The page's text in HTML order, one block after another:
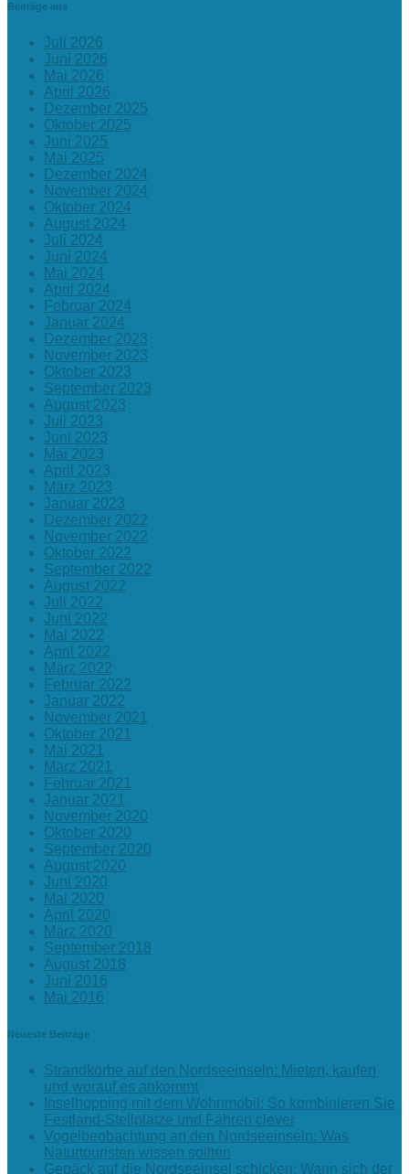
Beiträge aus
Juli 2026
Juni 2026
Mai 2026
April 2026
Dezember 2025
Oktober 2025
Juni 2025
Mai 2025
Dezember 2024
November 2024
Oktober 2024
August 2024
Juli 2024
Juni 2024
Mai 2024
April 2024
Februar 2024
Januar 2024
Dezember 2023
November 2023
Oktober 2023
September 2023
August 2023
Juli 2023
Juni 2023
Mai 2023
April 2023
März 2023
Januar 2023
Dezember 2022
November 2022
Oktober 2022
September 2022
August 2022
Juli 2022
Juni 2022
Mai 2022
April 2022
März 2022
Februar 2022
Januar 2022
November 2021
Oktober 2021
Mai 2021
März 2021
Februar 2021
Januar 2021
November 2020
Oktober 2020
September 2020
August 2020
Juni 2020
Mai 2020
April 2020
März 2020
September 2018
August 2018
Juni 2016
Mai 2016
Neueste Beiträge
Strandkörbe auf den Nordseeinseln: Mieten, kaufen
und worauf es ankommt
Inselhopping mit dem Wohnmobil: So kombinieren Sie
Festland-Stellplätze und Fähren clever
Vogelbeobachtung an den Nordseeinseln: Was
Naturtouristen wissen sollten
Gepäck auf die Nordseeinsel schicken: Wann sich der